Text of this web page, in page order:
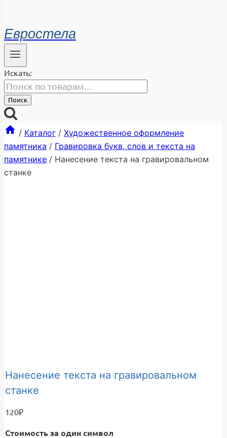
Евростела
Искать:
Поиск
/ Каталог / Художественное оформление
памятника / Гравировка букв, слов и текста на
памятнике / Нанесение текста на гравировальном
станке
Нанесение текста на гравировальном
станке
120₽
Стоимость за один символ